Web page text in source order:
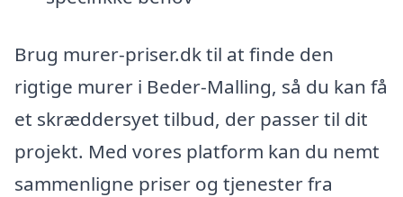
Brug murer-priser.dk til at finde den
rigtige murer i Beder-Malling, så du kan få
et skræddersyet tilbud, der passer til dit
projekt. Med vores platform kan du nemt
sammenligne priser og tjenester fra